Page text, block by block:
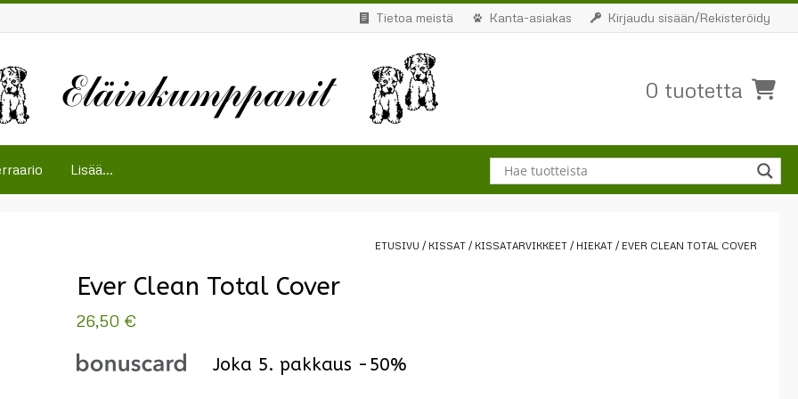
Tietoa meistä Kanta-asiakas Kirjaudu sisään/Rekisteröidy
0 tuotetta
Lisää...
ETUSIVU / KISSAT / KISSATARVIKKEET / HIEKAT / EVER CLEAN TOTAL COVER
Ever Clean Total Cover
26,50 €
Joka 5. pakkaus -50%